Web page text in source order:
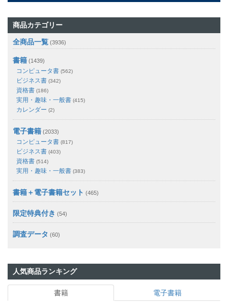
商品カテゴリー
全商品一覧 (3936)
書籍 (1439)
コンピュータ書 (562)
ビジネス書 (342)
資格書 (186)
実用・趣味・一般書 (415)
カレンダー (2)
電子書籍 (2033)
コンピュータ書 (817)
ビジネス書 (403)
資格書 (514)
実用・趣味・一般書 (383)
書籍＋電子書籍セット (465)
限定特典付き (54)
調査データ (60)
人気商品ランキング
書籍 電子書籍